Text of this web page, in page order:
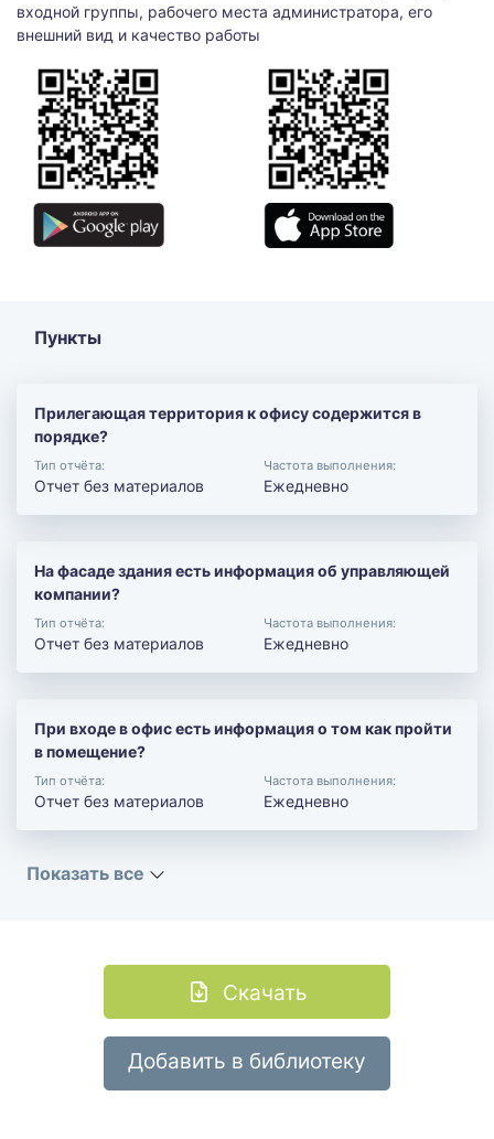
входной группы, рабочего места администратора, его
внешний вид и качество работы
Пункты
Прилегающая территория к офису содержится в
порядке?
Тип отчёта:
Отчет без материалов
Частота выполнения:
Ежедневно
На фасаде здания есть информация об управляющей
компании?
Тип отчёта:
Отчет без материалов
Частота выполнения:
Ежедневно
При входе в офис есть информация о том как пройти
в помещение?
Тип отчёта:
Отчет без материалов
Частота выполнения:
Ежедневно
Показать все
Скачать
Добавить в библиотеку